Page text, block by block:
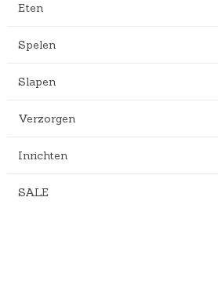
Eten
Spelen
Slapen
Verzorgen
Inrichten
SALE